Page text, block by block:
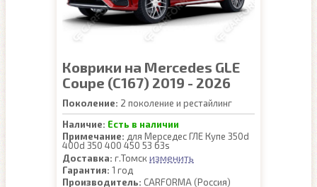
Коврики на Mercedes GLE
Coupe (C167) 2019 - 2026
Поколение: 2 поколение и рестайлинг
Наличие: Есть в наличии
Примечание: для Мерседес ГЛЕ Купе 350d
400d 350 400 450 53 63s
Доставка: г.Томск изменить
Гарантия: 1 год
Производитель: CARFORMA (Россия)